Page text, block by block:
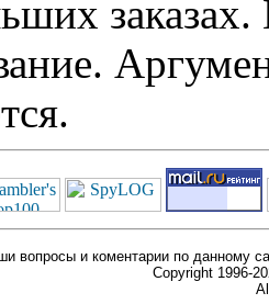
вопросы и коментарии по данному
Copyright 1996-